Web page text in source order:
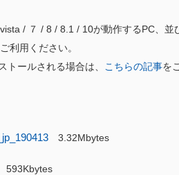
/ ７ / 8 / 8.1 / 10が動作するPC、並
利用ください。
ールされる場合は、
こちらの記事を
3.32Mbytes